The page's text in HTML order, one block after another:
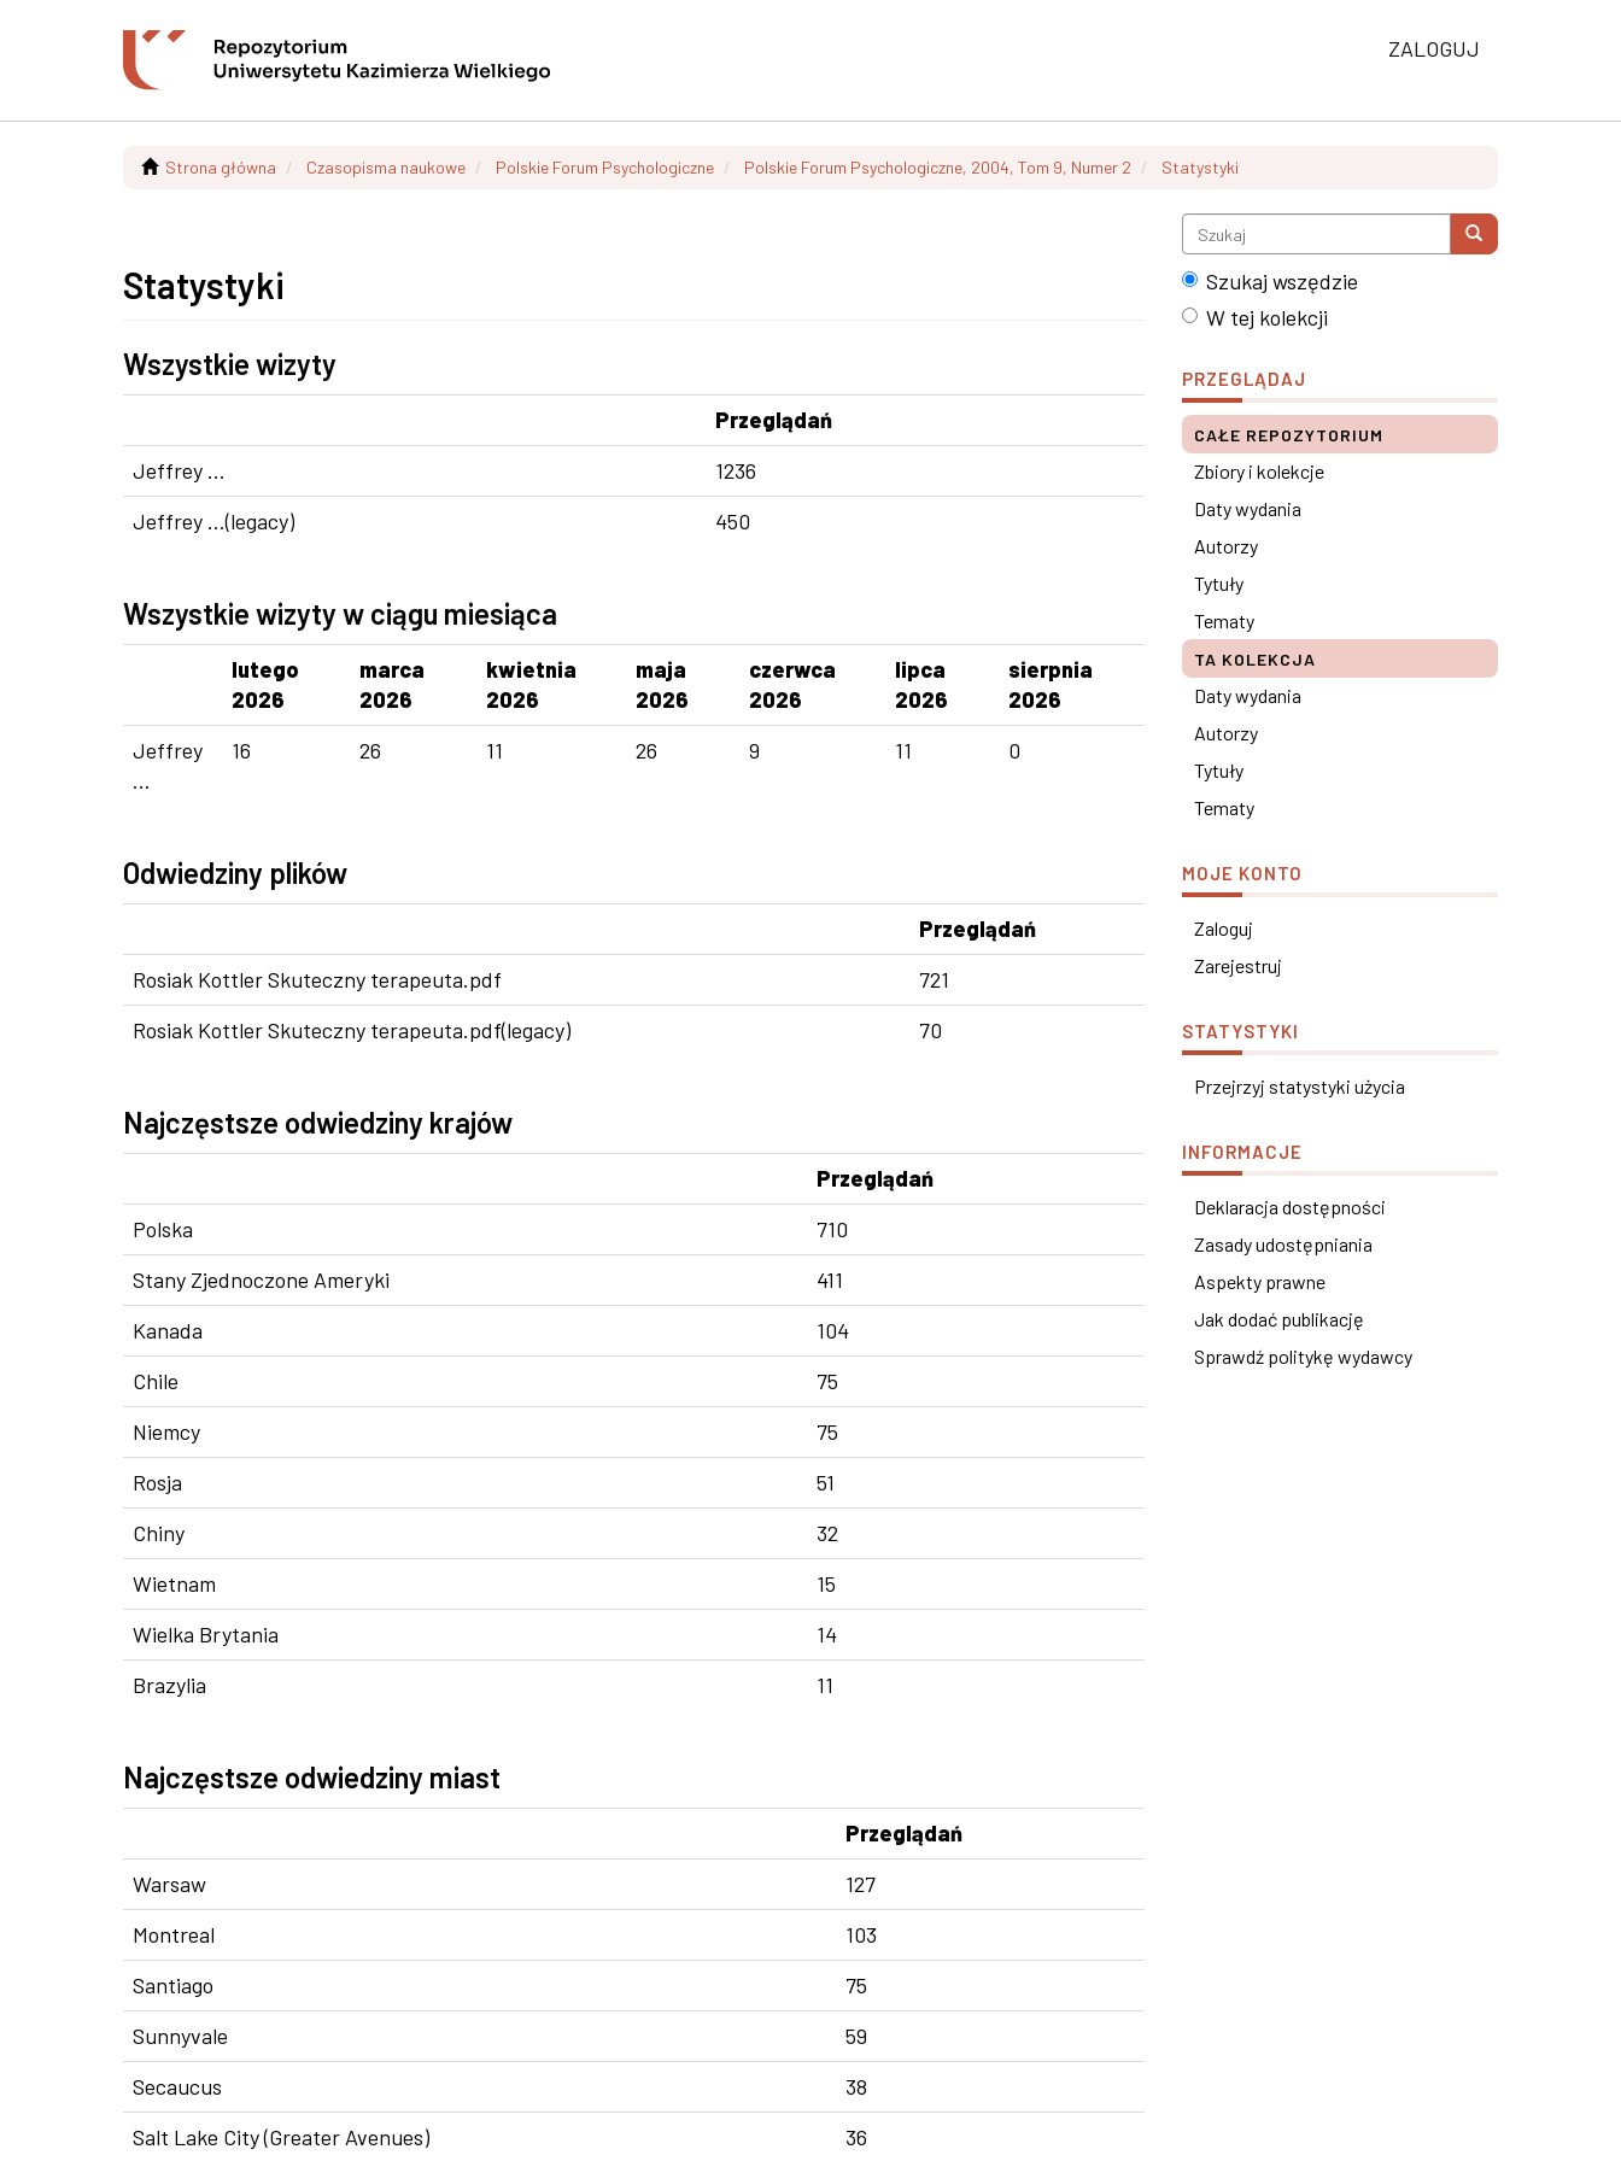
ZALOGUJ
Strona główna Czasopisma naukowe Polskie Forum Psychologiczne Polskie Forum Psychologiczne, 2004, Tom 9, Numer 2 Statystyki
Statystyki
Wszystkie wizyty
Przeglądań
Jeffrey ...
1236
Jeffrey ...(legacy)
450
Wszystkie wizyty w ciągu miesiąca
lutego
2026
marca
2026
kwietnia
2026
maja
2026
czerwca
2026
lipca
2026
sierpnia
2026
Jeffrey
...
16 26 11 26 9 11 0
Odwiedziny plików
Przeglądań
Rosiak Kottler Skuteczny terapeuta.pdf
721
Rosiak Kottler Skuteczny terapeuta.pdf(legacy)
70
Najczęstsze odwiedziny krajów
Przeglądań
Polska
710
Stany Zjednoczone Ameryki
411
Kanada
104
Chile
75
Niemcy
75
Rosja
51
Chiny
32
Wietnam
15
Wielka Brytania
14
Brazylia
11
Najczęstsze odwiedziny miast
Przeglądań
Warsaw
127
Montreal
103
Santiago
75
Sunnyvale
59
Secaucus
38
Salt Lake City (Greater Avenues)
36
Szukaj wszędzie
W tej kolekcji
PRZEGLĄDAJ
CAŁE REPOZYTORIUM
Zbiory i kolekcje
Daty wydania
Autorzy
Tytuły
Tematy
TA KOLEKCJA
Daty wydania
Autorzy
Tytuły
Tematy
MOJE KONTO
Zaloguj
Zarejestruj
STATYSTYKI
Przejrzyj statystyki użycia
INFORMACJE
Deklaracja dostępności
Zasady udostępniania
Aspekty prawne
Jak dodać publikację
Sprawdź politykę wydawcy